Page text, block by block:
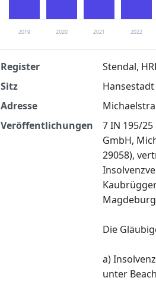
2019 2020 2021 2022
Finanzkennzahlen nach
Jetzt kostenlos
Register
Stendal,
Sitz
Adresse
Veröffentlichungen
7 IN 195/
GmbH,
29058),
Die
a)
unter